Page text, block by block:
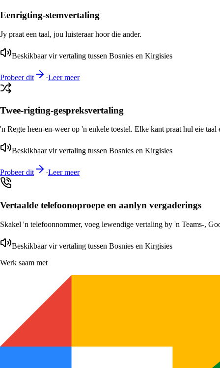
Eenrigting-stemvertaling
Jy praat een taal, jou luisteraar hoor die ander.
Beskikbaar vir vertaling tussen Bosnies en Kirgisies
Probeer dit ·Leer meer
Twee-rigting-gespreksvertaling
'n Regte heen-en-weer op 'n enkele toestel. Elke kant praat hul eie taal
Beskikbaar vir vertaling tussen Bosnies en Kirgisies
Probeer dit ·Leer meer
Vertaalde telefoonoproepe en aanlyn vergaderings
Skakel 'n telefoonnommer, voeg lewendige vertaling by 'n Teams-,
Beskikbaar vir vertaling tussen Bosnies en Kirgisies
Werk saam met